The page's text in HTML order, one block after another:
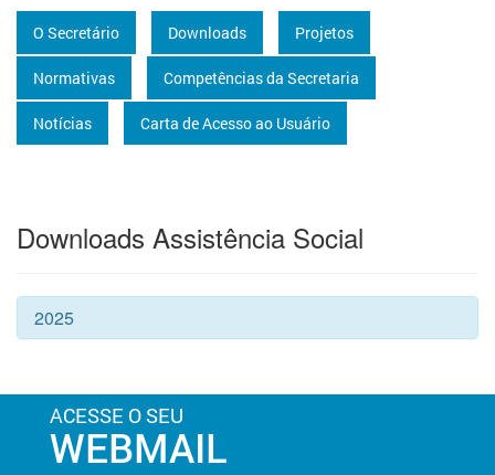
O Secretário Downloads Projetos
Normativas Competências da Secretaria
Notícias Carta de Acesso ao Usuário
Downloads Assistência Social
2025
ACESSE O SEU
WEBMAIL